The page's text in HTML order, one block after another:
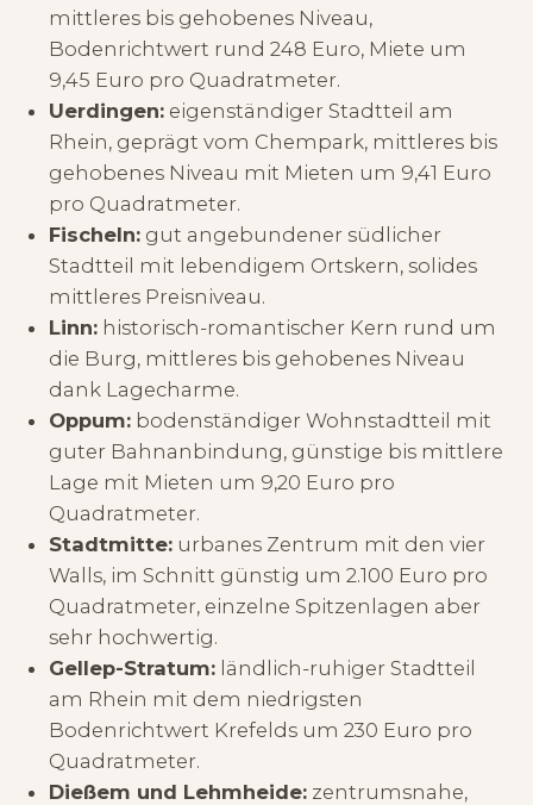
mittleres bis gehobenes Niveau,
Bodenrichtwert rund 248 Euro, Miete um
9,45 Euro pro Quadratmeter.
Uerdingen:eigenständiger Stadtteil am
Rhein, geprägt vom Chempark, mittleres bis
gehobenes Niveau mit Mieten um 9,41 Euro
pro Quadratmeter.
Fischeln:gut angebundener südlicher
Stadtteil mit lebendigem Ortskern, solides
mittleres Preisniveau.
Linn:historisch-romantischer Kern rund um
die Burg, mittleres bis gehobenes Niveau
dank Lagecharme.
Oppum:bodenständiger Wohnstadtteil mit
guter Bahnanbindung, günstige bis mittlere
Lage mit Mieten um 9,20 Euro pro
Quadratmeter.
Stadtmitte:urbanes Zentrum mit den vier
Walls, im Schnitt günstig um 2.100 Euro pro
Quadratmeter, einzelne Spitzenlagen aber
sehr hochwertig.
Gellep-Stratum:ländlich-ruhiger Stadtteil
am Rhein mit dem niedrigsten
Bodenrichtwert Krefelds um 230 Euro pro
Quadratmeter.
Dießem und Lehmheide:zentrumsnahe,